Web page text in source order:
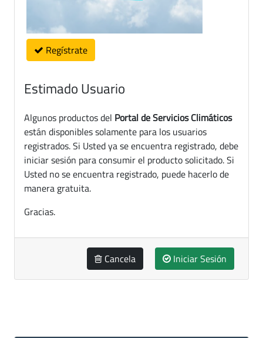
Regístrate
Estimado Usuario
Algunos productos del Portal de Servicios Climáticos
están disponibles solamente para los usuarios
registrados. Si Usted ya se encuentra registrado, debe
iniciar sesión para consumir el producto solicitado. Si
Usted no se encuentra registrado, puede hacerlo de
manera gratuita.
Gracias.
Cancela Iniciar Sesión